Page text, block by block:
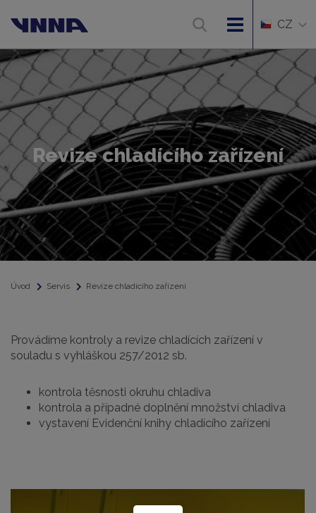
CZ
Revize chladícího zařízení
Úvod Servis Revize chladícího zařízení
Provádíme kontroly a revize chladících zařízení v
souladu s vyhláškou 257/2012 sb.
kontrola těsnosti okruhu chladiva
kontrola a případné doplnění množství chladiva
vystavení Evidenční knihy chladícího zařízení